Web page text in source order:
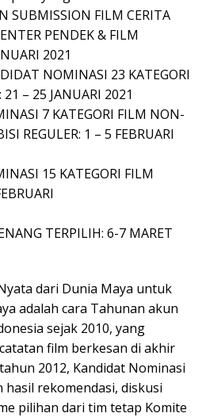
SUBMISSION FILM CERITA
PENDEK & FILM
2021
NOMINASI 23 KATEGORI
– 25 JANUARI 2021
7 KATEGORI FILM NON-
REGULER: 1 – 5 FEBRUARI
15 KATEGORI FILM
TERPILIH: 6-7 MARET
dari Dunia Maya untuk
adalah cara Tahunan akun
sejak 2010, yang
film berkesan di akhir
2012, Kandidat Nominasi
rekomendasi, diskusi
pilihan dari tim tetap Komite